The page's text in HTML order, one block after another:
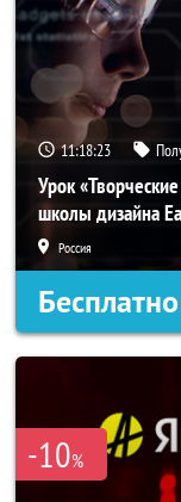
11:18:22
Урок
школы дизайна
Россия
Бесплатно
-10%